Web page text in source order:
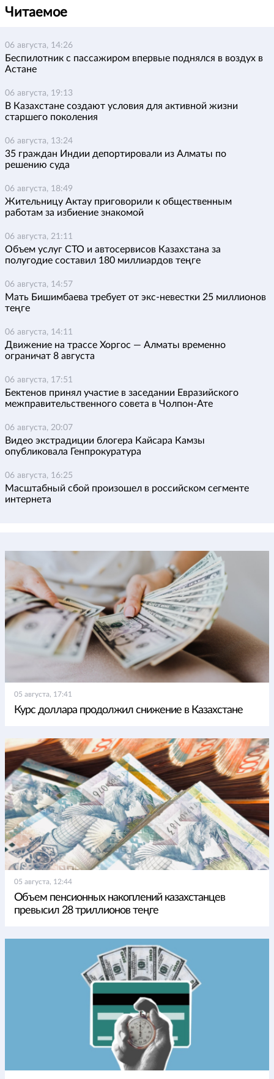
Читаемое
06 августа, 14:26
Беспилотник с пассажиром впервые поднялся в воздух в
Астане
06 августа, 19:13
В Казахстане создают условия для активной жизни
старшего поколения
06 августа, 13:24
35 граждан Индии депортировали из Алматы по
решению суда
06 августа, 18:49
Жительницу Актау приговорили к общественным
работам за избиение знакомой
06 августа, 21:11
Объем услуг СТО и автосервисов Казахстана за
полугодие составил 180 миллиардов теңге
06 августа, 14:57
Мать Бишимбаева требует от экс-невестки 25 миллионов
теңге
06 августа, 14:11
Движение на трассе Хоргос — Алматы временно
ограничат 8 августа
06 августа, 17:51
Бектенов принял участие в заседании Евразийского
межправительственного совета в Чолпон-Ате
06 августа, 20:07
Видео экстрадиции блогера Кайсара Камзы
опубликовала Генпрокуратура
06 августа, 16:25
Масштабный сбой произошел в российском сегменте
интернета
05 августа, 17:41
Курс доллара продолжил снижение в Казахстане
05 августа, 12:44
Объем пенсионных накоплений казахстанцев
превысил 28 триллионов теңге